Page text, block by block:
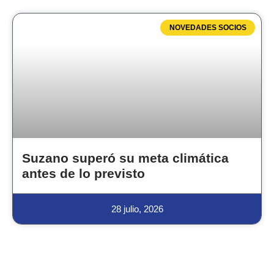
NOVEDADES SOCIOS
Suzano superó su meta climática
antes de lo previsto
28 julio, 2026